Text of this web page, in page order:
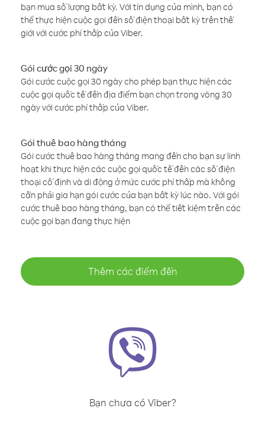
bạn mua số lượng bất kỳ. Với tín dụng của mình, bạn có
thể thực hiện cuộc gọi đến số điện thoại bất kỳ trên thế
giới với cước phí thấp của Viber.
Gói cước gọi 30 ngày
Gói cước cuộc gọi 30 ngày cho phép bạn thực hiện các
cuộc gọi quốc tế đến địa điểm bạn chọn trong vòng 30
ngày với cước phí thấp của Viber.
Gói thuê bao hàng tháng
Gói cước thuê bao hàng tháng mang đến cho bạn sự linh
hoạt khi thực hiện các cuộc gọi quốc tế đến các số điện
thoại cố định và di động ở mức cước phí thấp mà không
cần phải gia hạn gói cước của bạn bất kỳ lúc nào. Với gói
cước thuê bao hàng tháng, bạn có thể tiết kiệm trên các
cuộc gọi bạn đang thực hiện
Thêm các điểm đến
Bạn chưa có Viber?